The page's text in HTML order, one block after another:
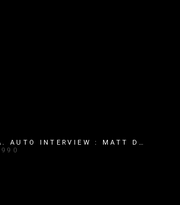
CINÉMA. AUTO INTERVIEW : MATT DILLON